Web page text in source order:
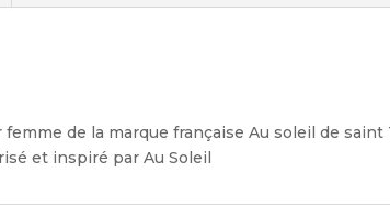
de la marque française Au soleil de
et inspiré par Au Soleil